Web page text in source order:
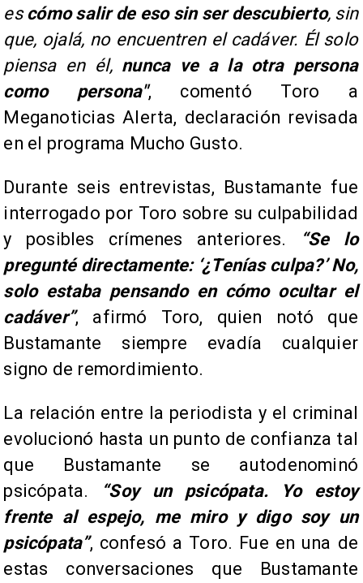
escómo salir de eso sin ser descubierto, sin
que, ojalá, no encuentren el cadáver. Él solo
piensa en él, nunca ve a la otra persona
como persona", comentó Toro a
Meganoticias Alerta, declaración revisada
en el programa Mucho Gusto.
Durante seis entrevistas, Bustamante fue
interrogado por Toro sobre su culpabilidad
y posibles crímenes anteriores.
“Se lo
pregunté directamente: ‘¿Tenías culpa?’ No,
solo estaba pensando en cómo ocultar el
cadáver”, afirmó Toro, quien notó que
Bustamante siempre evadía cualquier
signo de remordimiento.
La relación entre la periodista y el criminal
evolucionó hasta un punto de confianza tal
que Bustamante se autodenominó
psicópata.
“Soy un psicópata. Yo estoy
frente al espejo, me miro y digo soy un
psicópata”, confesó a Toro. Fue en una de
estas conversaciones que Bustamante